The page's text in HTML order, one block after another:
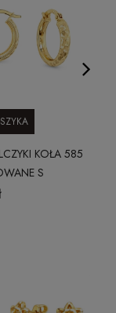
KOŁA 585
S